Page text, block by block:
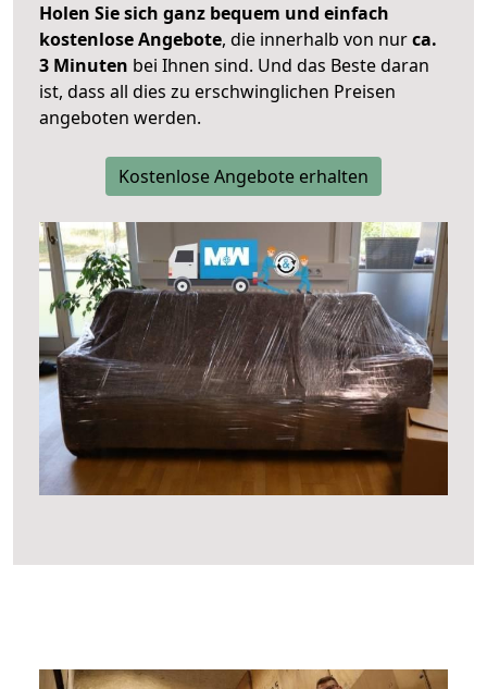
Holen Sie sich ganz bequem und einfach
kostenlose Angebote, die innerhalb von nurca.
3 Minuten bei Ihnen sind. Und das Beste daran
ist, dass all dies zu erschwinglichen Preisen
angeboten werden.
Kostenlose Angebote erhalten